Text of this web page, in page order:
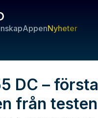
AppenNyheter
DC – första
från testen